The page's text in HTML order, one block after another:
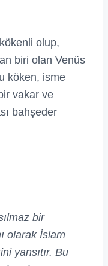
olup,
biri olan Venüs
köken, isme
vakar ve
bahşeder
bir
olarak İslam
yansıtır. Bu